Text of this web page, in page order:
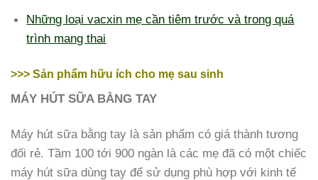
Những loại vacxin mẹ cần tiêm trước và trong quá
trình mang thai
>>> Sản phẩm hữu ích cho mẹ sau sinh
MÁY HÚT SỮA BẰNG TAY
Máy hút sữa bằng tay là sản phẩm có giá thành tương
đối rẻ. Tầm 100 tới 900 ngàn là các mẹ đã có một chiếc
máy hút sữa dùng tay để sử dụng phù hợp với kinh tế